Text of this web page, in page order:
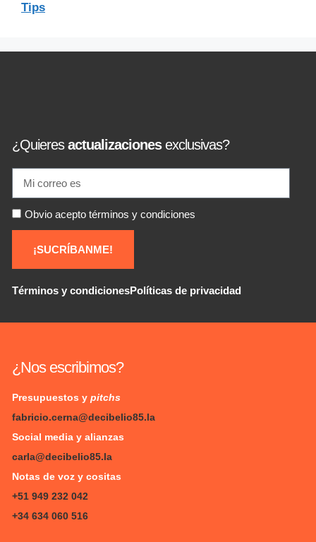
Tips
¿Quieresactualizacionesexclusivas?
Obvio acepto términos y condiciones
¡SUCRÍBANME!
Términos y condicionesPolíticas de privacidad
¿Nos escribimos?
Presupuestos y pitchs
fabricio.cerna@decibelio85.la
Social media y alianzas
carla@decibelio85.la
Notas de voz y cositas
+51 949 232 042
+34 634 060 516